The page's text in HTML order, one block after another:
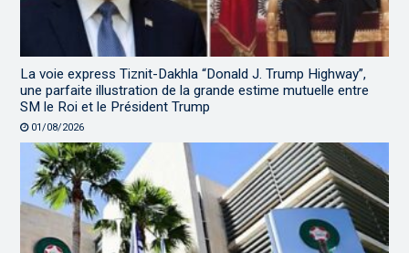
La voie express Tiznit-Dakhla “Donald J. Trump Highway”,
une parfaite illustration de la grande estime mutuelle entre
SM le Roi et le Président Trump
01/08/2026